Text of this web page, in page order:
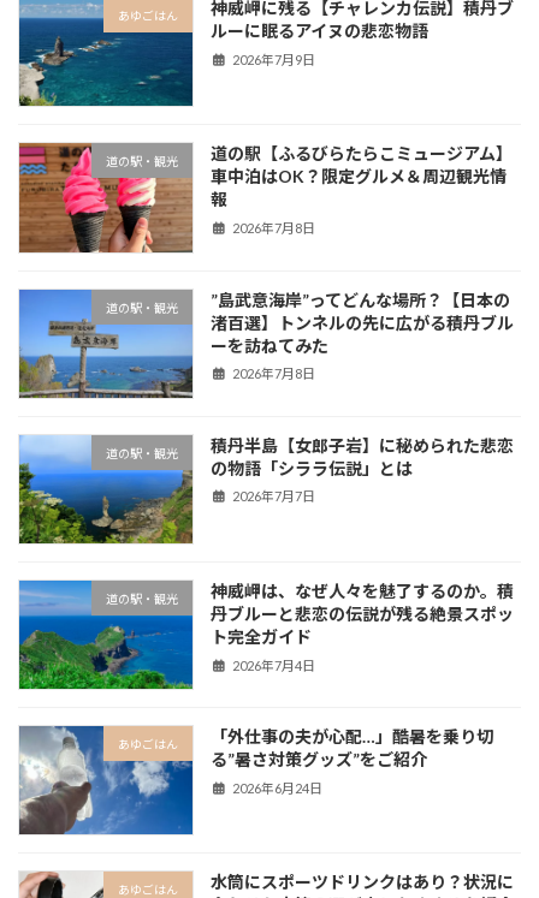
あゆごはん
神威岬に残る【チャレンカ伝説】積丹ブ
ルーに眠るアイヌの悲恋物語
2026年7月9日
道の駅・観光
道の駅【ふるびらたらこミュージアム】
車中泊はOK？限定グルメ＆周辺観光情
報
2026年7月8日
道の駅・観光
”島武意海岸”ってどんな場所？【日本の
渚百選】トンネルの先に広がる積丹ブル
ーを訪ねてみた
2026年7月8日
道の駅・観光
積丹半島【女郎子岩】に秘められた悲恋
の物語「シララ伝説」とは
2026年7月7日
道の駅・観光
神威岬は、なぜ人々を魅了するのか。積
丹ブルーと悲恋の伝説が残る絶景スポッ
ト完全ガイド
2026年7月4日
あゆごはん
「外仕事の夫が心配…」酷暑を乗り切
る”暑さ対策グッズ”をご紹介
2026年6月24日
あゆごはん
水筒にスポーツドリンクはあり？状況に